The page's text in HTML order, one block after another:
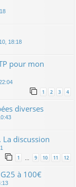
18:18
pour mon
1 2 3 4
diverses
La discussion
1 … 9 10 11 12
à 100€